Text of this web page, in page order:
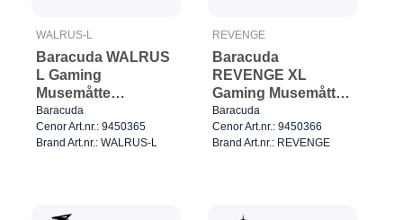
WALRUS-L
Baracuda WALRUS
L Gaming
Musemåtte
400x300mm
Sort/Orange
Baracuda
Cenor Art.nr.: 9450365
Brand Art.nr.: WALRUS-L
REVENGE
Baracuda
REVENGE XL
Gaming Musemåtte
750x350mm
Sort/Hvid
Baracuda
Cenor Art.nr.: 9450366
Brand Art.nr.: REVENGE